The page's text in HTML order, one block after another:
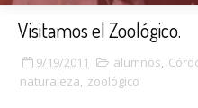
Visitamos el Zoológico.
9/19/2011 alumnos,
naturaleza, zoológico